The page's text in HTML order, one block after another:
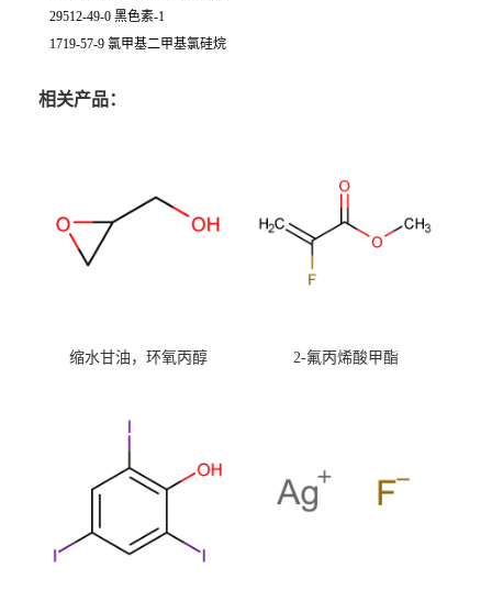
29512-49-0 黑色素-1
1719-57-9 氯甲基二甲基氯硅烷
相关产品：
缩水甘油，环氧丙醇 2-氟丙烯酸甲酯